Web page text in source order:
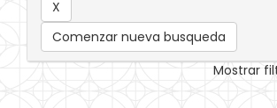
Comenzar nueva busqueda
Mostrar